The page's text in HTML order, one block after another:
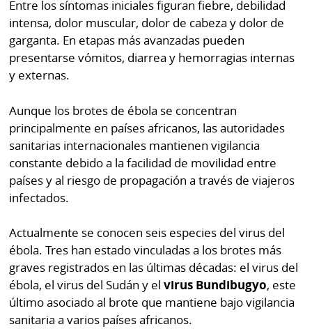
Entre los síntomas iniciales figuran fiebre, debilidad
intensa, dolor muscular, dolor de cabeza y dolor de
garganta. En etapas más avanzadas pueden
presentarse vómitos, diarrea y hemorragias internas
y externas.
Aunque los brotes de ébola se concentran
principalmente en países africanos, las autoridades
sanitarias internacionales mantienen vigilancia
constante debido a la facilidad de movilidad entre
países y al riesgo de propagación a través de viajeros
infectados.
Actualmente se conocen seis especies del virus del
ébola. Tres han estado vinculadas a los brotes más
graves registrados en las últimas décadas: el virus del
ébola, el virus del Sudán y el virus Bundibugyo, este
último asociado al brote que mantiene bajo vigilancia
sanitaria a varios países africanos.